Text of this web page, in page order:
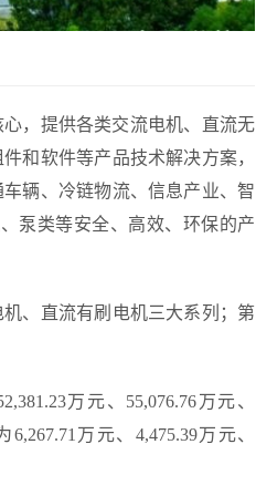
，提供各类交流电机、直流无
和软件等产品技术解决方案，
辆、冷链物流、信息产业、智
泵类等安全、高效、环保的产
、直流有刷电机三大系列；第
万元、55,076.76万元、
万元、4,475.39万元、